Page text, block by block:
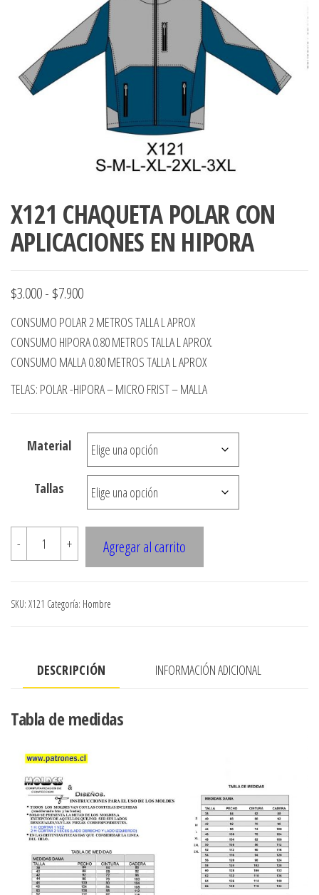
accumark ,
pdf , Moldes
Gerber ,
ropa,
Graduaciones,
Ploteo y
Digitalización
accumark,
Moldes en
pdf, Moldes
Accumark
Gerber,
Chile.
X121 CHAQUETA POLAR CON
APLICACIONES EN HIPORA
$3.000- $7.900Rango
de
precios:
desde
$3.000
$7.900
CONSUMO POLAR 2 METROS TALLA L APROX
CONSUMO HIPORA 0.80 METROS TALLA L APROX.
CONSUMO MALLA 0.80 METROS TALLA L APROX
TELAS: POLAR -HIPORA – MICRO FRIST – MALLA
Material
Tallas
-
X121
CHAQUETA
CON
APLICACIONES
cantidad
+ Agregar al carrito
SKU: X121 Categoría: Hombre
DESCRIPCIÓN INFORMACIÓN ADICIONAL
Tabla de medidas